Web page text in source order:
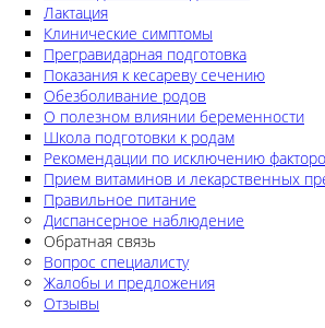
Лактация
Клинические симптомы
Прегравидарная подготовка
Показания к кесареву сечению
Обезболивание родов
О полезном влиянии беременности
Школа подготовки к родам
Рекомендации по исключению
Прием витаминов и лекарственных
Правильное питание
Диспансерное наблюдение
Обратная связь
Вопрос специалисту
Жалобы и предложения
Отзывы